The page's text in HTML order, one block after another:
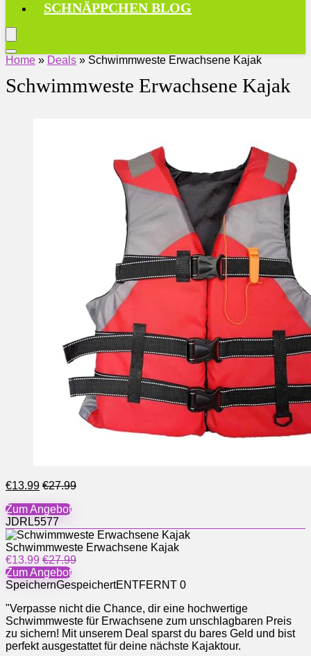
SCHNÄPPCHEN BLOG
Home » Deals » Schwimmweste Erwachsene Kajak
Schwimmweste Erwachsene Kajak
€13.99 €27.99
Zum Angebot
JDRL5577
Schwimmweste Erwachsene Kajak
€13.99 €27.99
Zum Angebot
SpeichernGespeichertENTFERNT 0
"Verpasse nicht die Chance, dir eine hochwertige
Schwimmweste für Erwachsene zum unschlagbaren Preis
zu sichern! Mit unserem Deal sparst du bares Geld und bist
perfekt ausgestattet für deine nächste Kajaktour.